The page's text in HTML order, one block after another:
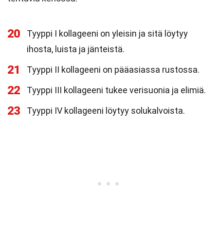
20
Tyyppi I kollageeni on yleisin ja sitä löytyy
ihosta, luista ja jänteistä.
21 Tyyppi II kollageeni on pääasiassa rustossa.
22 Tyyppi III kollageeni tukee verisuonia ja elimiä.
23 Tyyppi IV kollageeni löytyy solukalvoista.